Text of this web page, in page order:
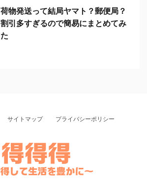
荷物発送って結局ヤマト？郵便局？
割引多すぎるので簡易にまとめてみ
た
サイトマップ プライバシーポリシー